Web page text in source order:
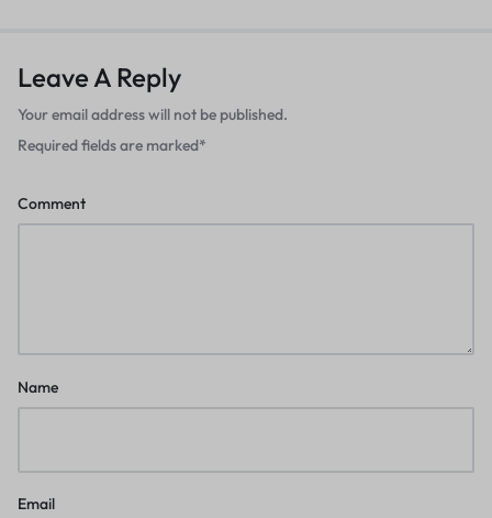
Leave A Reply
Your email address will not be published.
Required fields are marked*
Comment
Name
Email